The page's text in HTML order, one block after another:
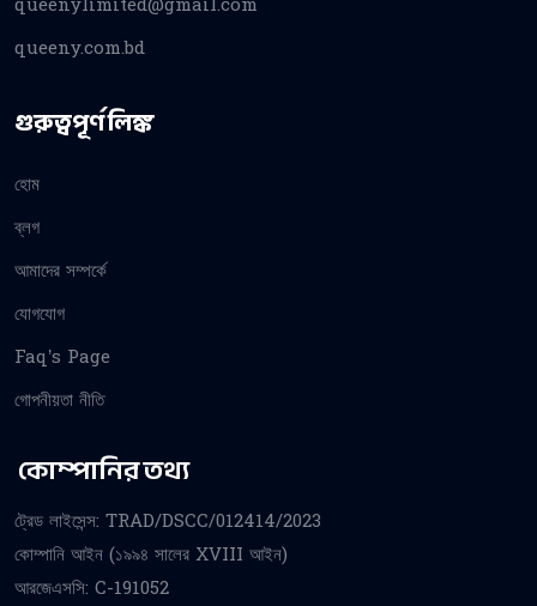
queeny.com.bd
গুরুত্বপূর্ণ লিঙ্ক
হোম
ব্লগ
আমাদের সম্পর্কে
যোগযোগ
Faq’s Page
গোপনীয়তা নীতি
কোম্পানির তথ্য
ট্রেড লাইসেন্স: TRAD/DSCC/012414/2023
কোম্পানি আইন (১৯৯৪ সালের XVIII আইন)
আরজেএসসি: C-191052